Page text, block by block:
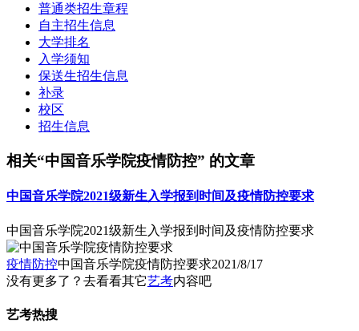
普通类招生章程
自主招生信息
大学排名
入学须知
保送生招生信息
补录
校区
招生信息
相关“中国音乐学院疫情防控” 的文章
中国音乐学院2021级新生入学报到时间及疫情防控要求
中国音乐学院2021级新生入学报到时间及疫情防控要求
疫情防控中国音乐学院疫情防控要求2021/8/17
没有更多了？去看看其它艺考内容吧
艺考热搜